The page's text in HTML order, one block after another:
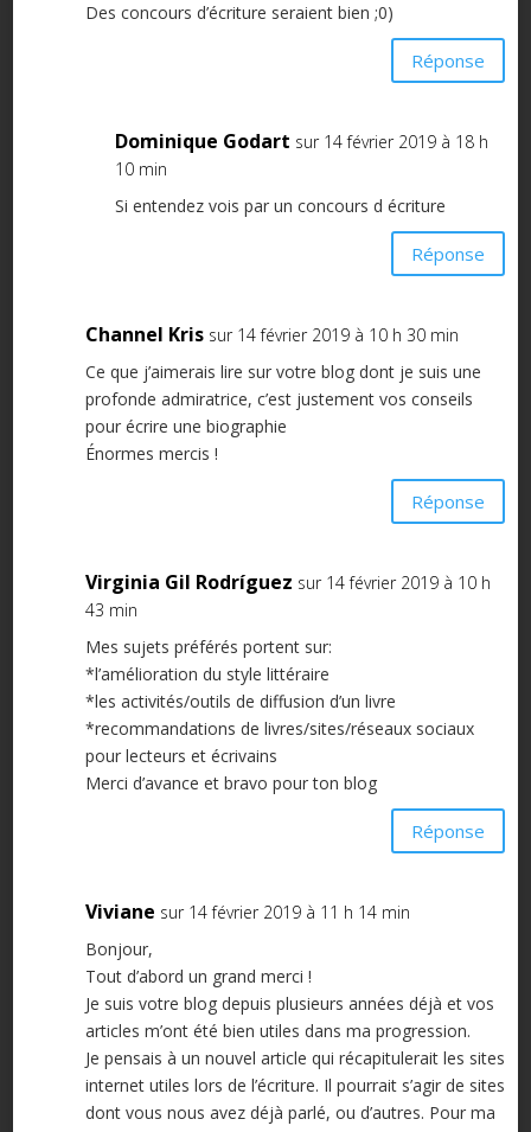
Des concours d’écriture seraient bien ;0)
Réponse
Dominique Godart sur 14 février 2019 à 18 h
10 min
Si entendez vois par un concours d écriture
Réponse
Channel Kris sur 14 février 2019 à 10 h 30 min
Ce que j’aimerais lire sur votre blog dont je suis une
profonde admiratrice, c’est justement vos conseils
pour écrire une biographie
Énormes mercis !
Réponse
Virginia Gil Rodríguez sur 14 février 2019 à 10 h
43 min
Mes sujets préférés portent sur:
*l’amélioration du style littéraire
*les activités/outils de diffusion d’un livre
*recommandations de livres/sites/réseaux sociaux
pour lecteurs et écrivains
Merci d’avance et bravo pour ton blog
Réponse
Viviane sur 14 février 2019 à 11 h 14 min
Bonjour,
Tout d’abord un grand merci !
Je suis votre blog depuis plusieurs années déjà et vos
articles m’ont été bien utiles dans ma progression.
Je pensais à un nouvel article qui récapitulerait les sites
internet utiles lors de l’écriture. Il pourrait s’agir de sites
dont vous nous avez déjà parlé, ou d’autres. Pour ma